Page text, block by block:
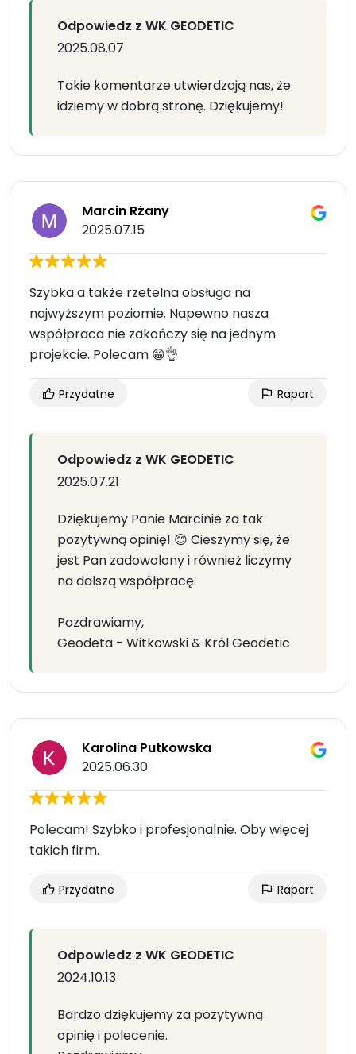
Odpowiedz z WK GEODETIC
2025.08.07
Takie komentarze utwierdzają nas, że
idziemy w dobrą stronę. Dziękujemy!
Marcin Rżany
2025.07.15
Szybka a także rzetelna obsługa na
najwyższym poziomie. Napewno nasza
współpraca nie zakończy się na jednym
projekcie. Polecam 😁👌
Przydatne Raport
Odpowiedz z WK GEODETIC
2025.07.21
Dziękujemy Panie Marcinie za tak
pozytywną opinię! 😊 Cieszymy się, że
jest Pan zadowolony i również liczymy
na dalszą współpracę.
Pozdrawiamy,
Geodeta - Witkowski & Król Geodetic
Karolina Putkowska
2025.06.30
Polecam! Szybko i profesjonalnie. Oby więcej
takich firm.
Przydatne Raport
Odpowiedz z WK GEODETIC
2024.10.13
Bardzo dziękujemy za pozytywną
opinię i polecenie.